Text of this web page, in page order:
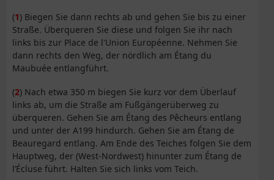
(1) Biegen Sie dann rechts ab und gehen Sie bis zu einer
Straße. Überqueren Sie diese und folgen Sie ihr nach
links bis zur Place de l'Union Européenne. Nehmen Sie
dann rechts den Weg, der nördlich am Étang du
Maubuée entlangführt.
(2) Nach etwa 350 m biegen Sie kurz vor dem Überlauf
links ab, um die Straße am Fußgängerüberweg zu
überqueren. Gehen Sie am Étang des Pêcheurs entlang
und unter der A199 hindurch. Gehen Sie am Étang de
Beauregard entlang. Am Ende des Teiches folgen Sie dem
Hauptweg, der (West-Nordwest) hinunter zum Étang de
l’Écluse führt. Halten Sie sich links vom Teich.